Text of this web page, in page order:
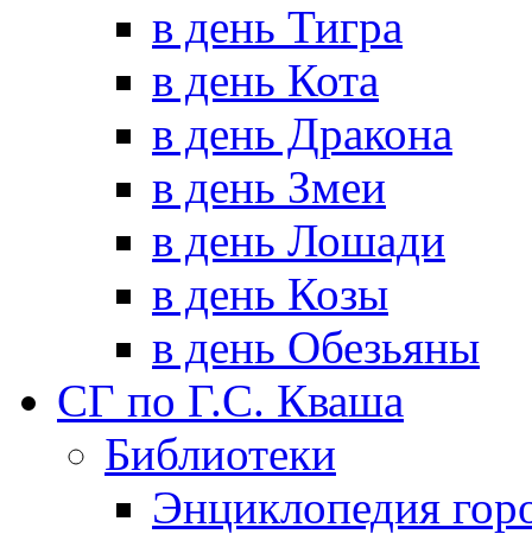
в день Тигра
в день Кота
в день Дракона
в день Змеи
в день Лошади
в день Козы
в день Обезьяны
СГ по Г.С. Кваша
Библиотеки
Энциклопедия